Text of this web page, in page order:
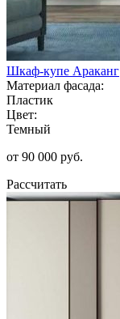
Шкаф-купе Араканг
Материал фасада:
Пластик
Цвет:
Темный
от 90 000 руб.
Рассчитать